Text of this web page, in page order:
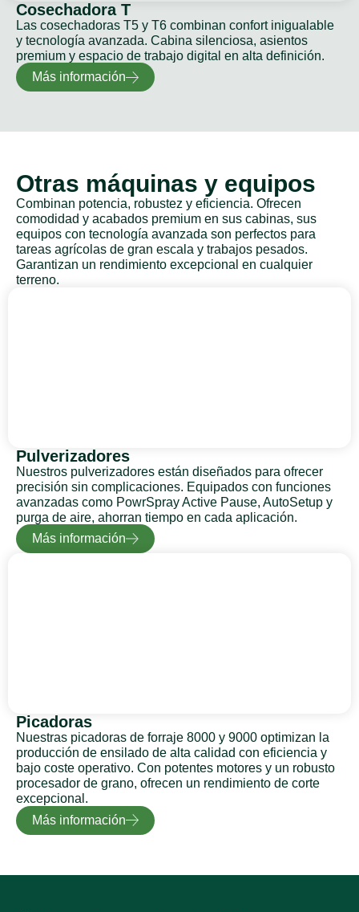
Cosechadora T
Las cosechadoras T5 y T6 combinan confort inigualable
y tecnología avanzada. Cabina silenciosa, asientos
premium y espacio de trabajo digital en alta definición.
Más información
Otras máquinas y equipos
Combinan potencia, robustez y eficiencia. Ofrecen
comodidad y acabados premium en sus cabinas, sus
equipos con tecnología avanzada son perfectos para
tareas agrícolas de gran escala y trabajos pesados.
Garantizan un rendimiento excepcional en cualquier
terreno.
Pulverizadores
Nuestros pulverizadores están diseñados para ofrecer
precisión sin complicaciones. Equipados con funciones
avanzadas como PowrSpray Active Pause, AutoSetup y
purga de aire, ahorran tiempo en cada aplicación.
Más información
Picadoras
Nuestras picadoras de forraje 8000 y 9000 optimizan la
producción de ensilado de alta calidad con eficiencia y
bajo coste operativo. Con potentes motores y un robusto
procesador de grano, ofrecen un rendimiento de corte
excepcional.
Más información